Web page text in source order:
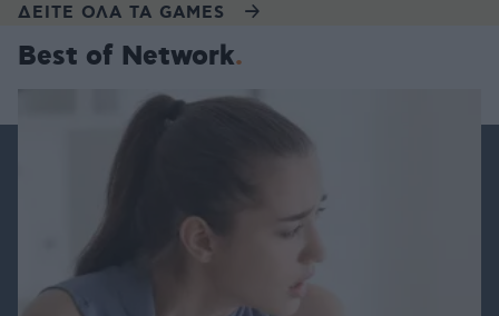
ΔΕΙΤΕ ΟΛΑ ΤΑ GAMES
Best of Network